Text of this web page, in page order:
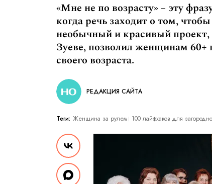
«Мне не по возрасту» – эту
когда речь заходит о том,
необычный и красивый
Зуеве, позволил женщинам 60+
своего возраста.
РЕДАКЦИЯ САЙТА
Теги: Женщина за рулем 100 лайфхаков для